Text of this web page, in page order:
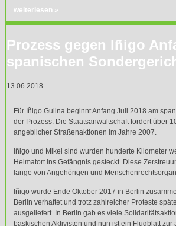
weiterlesen »
Prozess gegen Iñigo
spanischen
13.06.2018
Für Iñigo Gulina beginnt Anfang Juli 2018 am
der Prozess. Die Staatsanwaltschaft fordert über
angeblicher Straßenaktionen im Jahre 2007.
Iñigo und Mikel sind wurden hunderte Kilometer
Heimatort ins Gefängnis gesteckt. Diese
lange von Angehörigen und
Iñigo wurde Ende Oktober 2017 in Berlin
Berlin verhaftet und trotz zahlreicher Proteste
ausgeliefert. In Berlin gab es viele
baskischen Aktivisten und nun ist ein Flugblatt zur